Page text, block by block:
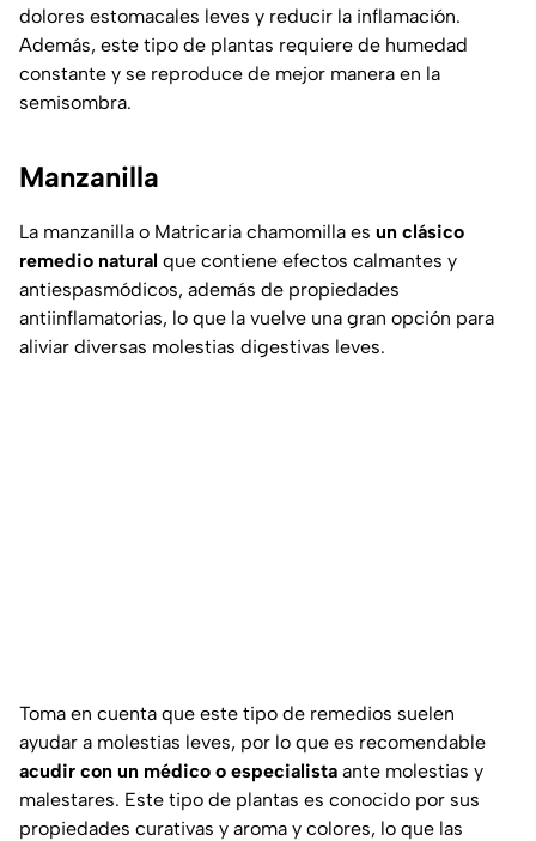
dolores estomacales leves y reducir la inflamación.
Además, este tipo de plantas requiere de humedad
constante y se reproduce de mejor manera en la
semisombra.
Manzanilla
La manzanilla o Matricaria chamomilla es un clásico
remedio natural que contiene efectos calmantes y
antiespasmódicos, además de propiedades
antiinflamatorias, lo que la vuelve una gran opción para
aliviar diversas molestias digestivas leves.
Toma en cuenta que este tipo de remedios suelen
ayudar a molestias leves, por lo que es recomendable
acudir con un médico o especialista ante molestias y
malestares. Este tipo de plantas es conocido por sus
propiedades curativas y aroma y colores, lo que las